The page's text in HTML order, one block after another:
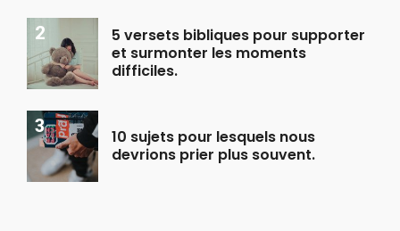
5 versets bibliques pour supporter
et surmonter les moments
difficiles.
10 sujets pour lesquels nous
devrions prier plus souvent.